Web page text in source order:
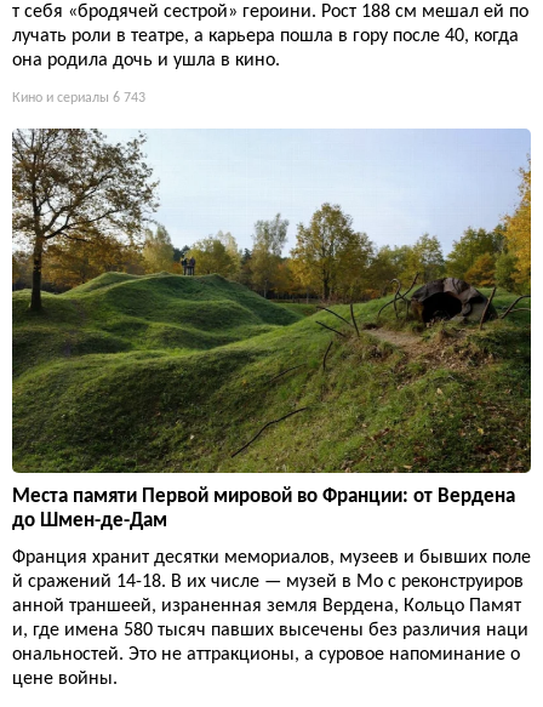
т себя «бродячей сестрой» героини. Рост 188 см мешал ей по
лучать роли в театре, а карьера пошла в гору после 40, когда
она родила дочь и ушла в кино.
Кино и сериалы 6 743
Места памяти Первой мировой во Франции: от Вердена
до Шмен-де-Дам
Франция хранит десятки мемориалов, музеев и бывших поле
й сражений 14-18. В их числе — музей в Мо с реконструиров
анной траншеей, израненная земля Вердена, Кольцо Памят
и, где имена 580 тысяч павших высечены без различия наци
ональностей. Это не аттракционы, а суровое напоминание о
цене войны.